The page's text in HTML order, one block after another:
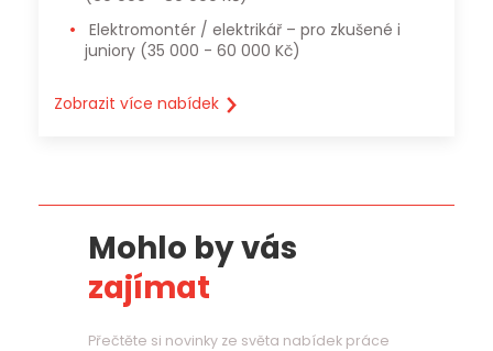
juniory (35 000 - 60 000 Kč)
Zobrazit více nabídek
Mohlo by vás
zajímat
Přečtěte si novinky ze světa nabídek práce